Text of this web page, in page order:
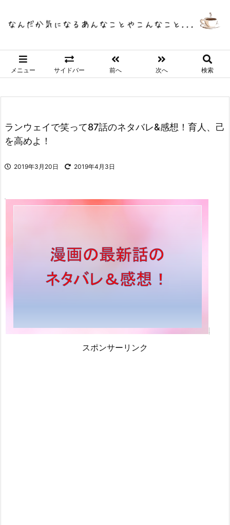
メニュー サイドバー 前へ 次へ 検索
ランウェイで笑って87話のネタバレ&感想！育人、己
を高めよ！
2019年3月20日 2019年4月3日
スポンサーリンク